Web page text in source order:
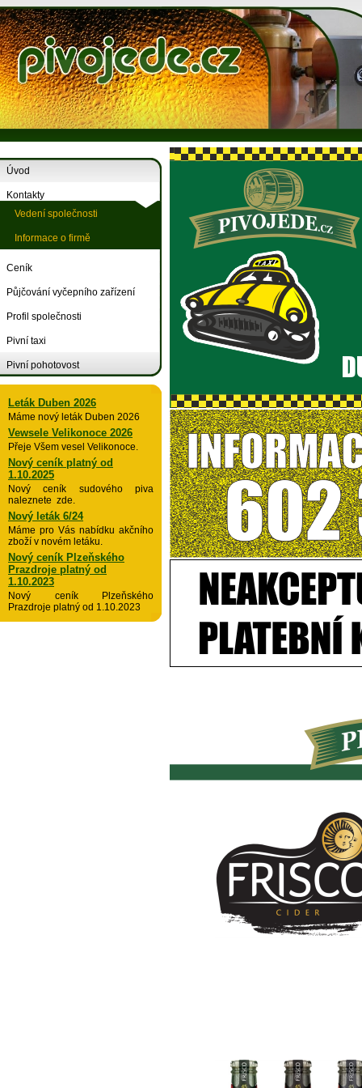
Úvod
Kontakty
Vedení společnosti
Informace o firmě
Ceník
Půjčování vyčepního zařízení
Profil společnosti
Pivní taxi
Pivní pohotovost
Leták Duben 2026
Máme nový leták Duben 2026
Vewsele Velikonoce 2026
Přeje Všem vesel Velikonoce.
Nový ceník platný od
1.10.2025
Nový ceník sudového piva
naleznete zde.
Nový leták 6/24
Máme pro Vás nabídku akčního
zboží v novém letáku.
Nový ceník Plzeňského
Prazdroje platný od
1.10.2023
Nový ceník Plzeňského
Prazdroje platný od 1.10.2023